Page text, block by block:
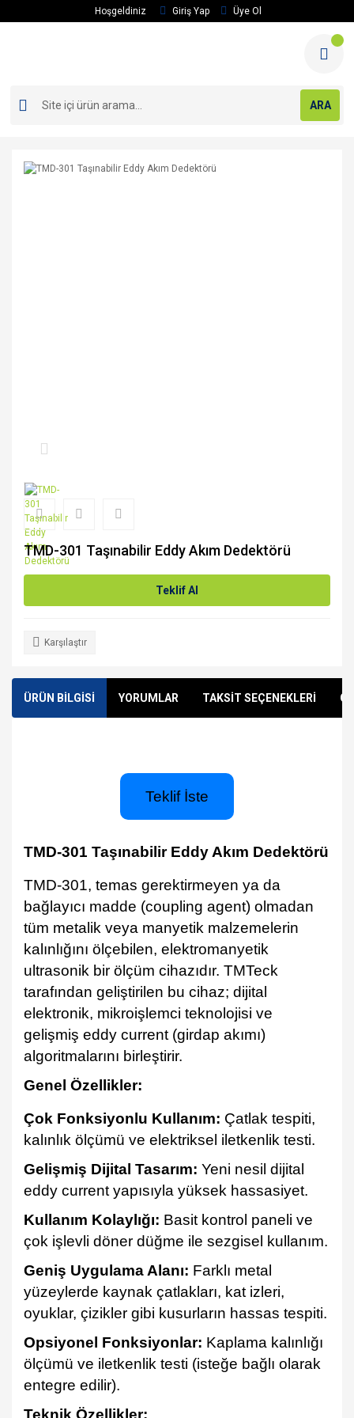
Hoşgeldiniz Giriş Yap Üye Ol
ARA
TMD-301 Taşınabilir Eddy Akım Dedektörü
Teklif Al
Karşılaştır
ÜRÜN BİLGİSİ YORUMLAR TAKSİT SEÇENEKLERİ
Teklif İste
TMD-301 Taşınabilir Eddy Akım Dedektörü
TMD-301, temas gerektirmeyen ya da
bağlayıcı madde (coupling agent) olmadan
tüm metalik veya manyetik malzemelerin
kalınlığını ölçebilen, elektromanyetik
ultrasonik bir ölçüm cihazıdır. TMTeck
tarafından geliştirilen bu cihaz; dijital
elektronik, mikroişlemci teknolojisi ve
gelişmiş eddy current (girdap akımı)
algoritmalarını birleştirir.
Genel Özellikler:
Çok Fonksiyonlu Kullanım: Çatlak tespiti,
kalınlık ölçümü ve elektriksel iletkenlik testi.
Gelişmiş Dijital Tasarım: Yeni nesil dijital
eddy current yapısıyla yüksek hassasiyet.
Kullanım Kolaylığı: Basit kontrol paneli ve
çok işlevli döner düğme ile sezgisel kullanım.
Geniş Uygulama Alanı: Farklı metal
yüzeylerde kaynak çatlakları, kat izleri,
oyuklar, çizikler gibi kusurların hassas tespiti.
Opsiyonel Fonksiyonlar: Kaplama kalınlığı
ölçümü ve iletkenlik testi (isteğe bağlı olarak
entegre edilir).
Teknik Özellikler: